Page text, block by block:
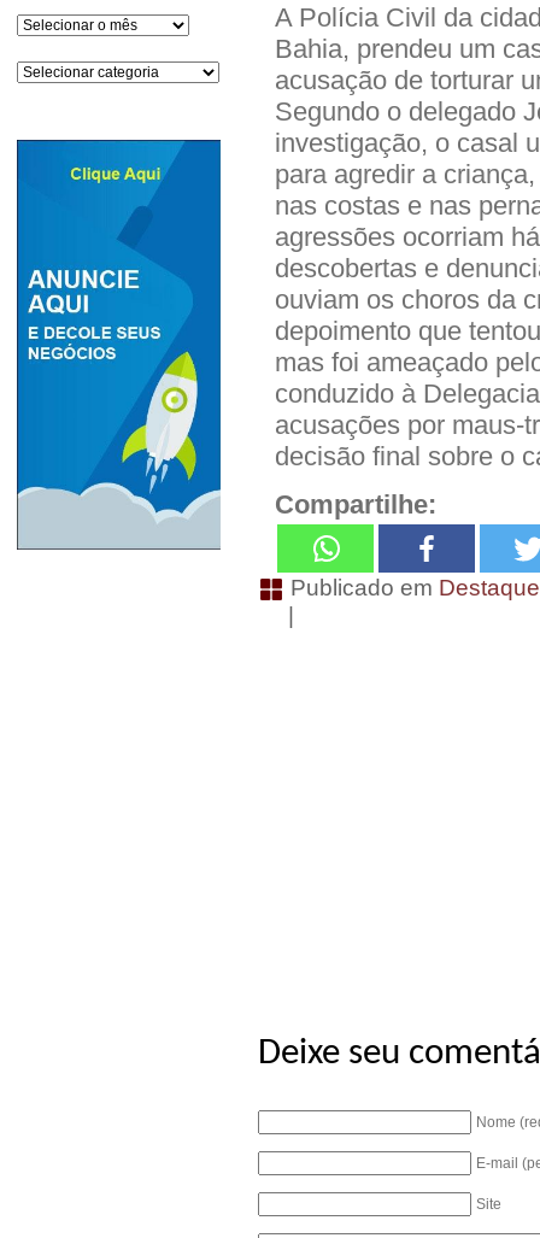
Arquivos
Categorias
A Polícia Civil da
Bahia, prendeu um
acusação de torturar
Segundo o delegado
investigação, o casal
para agredir a
nas costas e nas
agressões ocorriam
descobertas e
ouviam os choros da
depoimento que
mas foi ameaçado
conduzido à
acusações por maus-
decisão final sobre o
Compartilhe:
Publicado em
|
Deixe seu
Nome
E-mail
Site